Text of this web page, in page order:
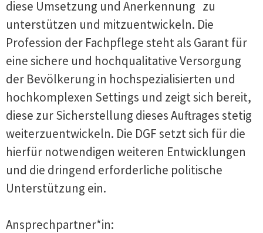
diese Umsetzung und Anerkennung zu
unterstützen und mitzuentwickeln. Die
Profession der Fachpflege steht als Garant für
eine sichere und hochqualitative Versorgung
der Bevölkerung in hochspezialisierten und
hochkomplexen Settings und zeigt sich bereit,
diese zur Sicherstellung dieses Auftrages stetig
weiterzuentwickeln. Die DGF setzt sich für die
hierfür notwendigen weiteren Entwicklungen
und die dringend erforderliche politische
Unterstützung ein.
Ansprechpartner*in: